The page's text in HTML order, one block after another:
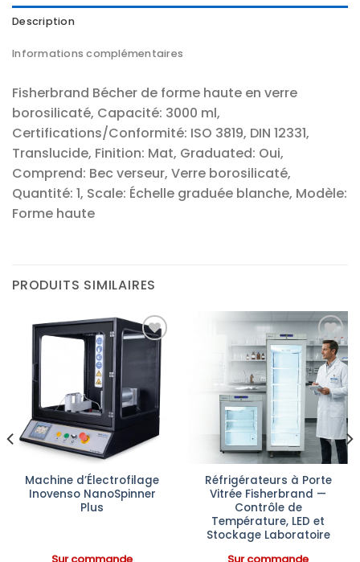
Description
Informations complémentaires
Fisherbrand Bécher de forme haute en verre
borosilicaté, Capacité: 3000 ml,
Certifications/Conformité: ISO 3819, DIN 12331,
Translucide, Finition: Mat, Graduated: Oui,
Comprend: Bec verseur, Verre borosilicaté,
Quantité: 1, Scale: Échelle graduée blanche, Modèle:
Forme haute
PRODUITS SIMILAIRES
Ajouter
à la liste
d’envies
Machine d’Électrofilage
Inovenso NanoSpinner
Plus
Ajouter
à la liste
d’envies
Réfrigérateurs à Porte
Vitrée Fisherbrand —
Contrôle de
Température, LED et
Stockage Laboratoire